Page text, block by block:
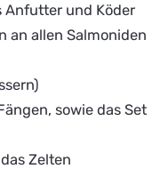
Anfutter und Köder
an allen Salmoniden
sowie das Set
Zelten